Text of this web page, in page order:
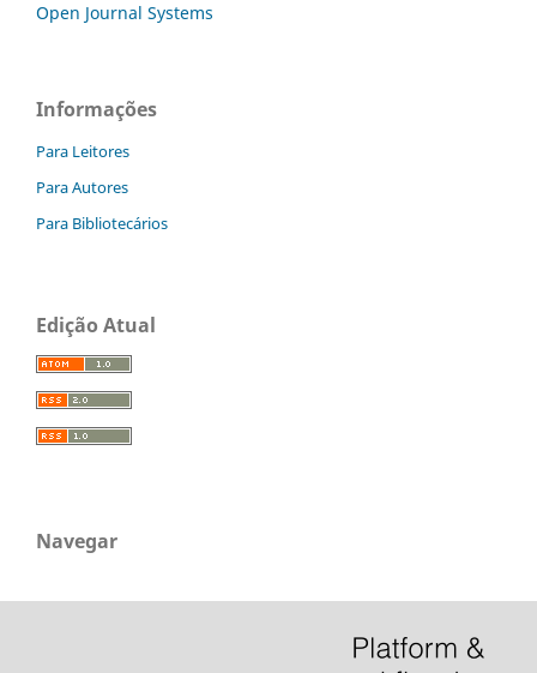
Open Journal Systems
Informações
Para Leitores
Para Autores
Para Bibliotecários
Edição Atual
Navegar